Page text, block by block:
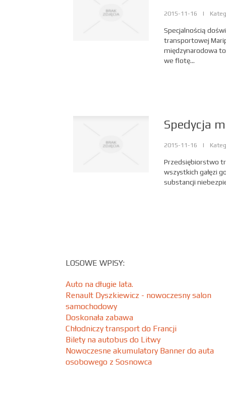
2015-11-16 |
Specjalnością
transportowej
międzynarodowa
we flotę...
Spedycja
2015-11-16 |
Przedsiębiorstwo
wszystkich gałęzi
substancji
LOSOWE WPISY:
Auto na długie lata.
Renault Dyszkiewicz - nowoczesny salon
samochodowy
Doskonała zabawa
Chłodniczy transport do Francji
Bilety na autobus do Litwy
Nowoczesne akumulatory Banner do auta
osobowego z Sosnowca